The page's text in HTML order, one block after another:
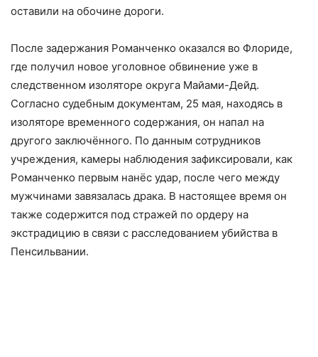
оставили на обочине дороги.
После задержания Романченко оказался во Флориде,
где получил новое уголовное обвинение уже в
следственном изоляторе округа Майами-Дейд.
Согласно судебным документам, 25 мая, находясь в
изоляторе временного содержания, он напал на
другого заключённого. По данным сотрудников
учреждения, камеры наблюдения зафиксировали, как
Романченко первым нанёс удар, после чего между
мужчинами завязалась драка. В настоящее время он
также содержится под стражей по ордеру на
экстрадицию в связи с расследованием убийства в
Пенсильвании.